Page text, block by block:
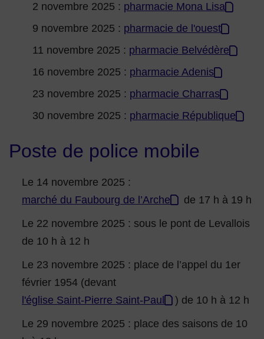
2 novembre 2025 : pharmacie Mona Lisa
9 novembre 2025 : pharmacie de l'ouest
11 novembre 2025 : pharmacie Belvédère
16 novembre 2025 : pharmacie Adenis
23 novembre 2025 : pharmacie Charras
30 novembre 2025 : pharmacie République
Poste de police mobile
Le 14 novembre 2025 :
marché du Faubourg de l’Arche
de 17 h à 19 h
Le 22 novembre 2025 : sous le pont de Levallois
de 10 h à 12 h
Le 23 novembre 2025 : place de l’appel du 1er
février 1954 (devant
l'église Saint-Pierre Saint-Paul
) de 10 h à 12 h
Le 29 novembre 2025 : place des saisons de 10